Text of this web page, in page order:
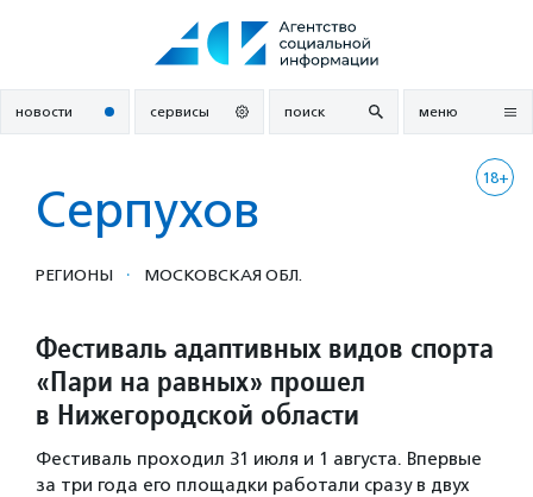
новости сервисы поиск меню
18+
Серпухов
РЕГИОНЫ · МОСКОВСКАЯ ОБЛ.
Фестиваль адаптивных видов спорта
«Пари на равных» прошел
в Нижегородской области
Фестиваль проходил 31 июля и 1 августа. Впервые
за три года его площадки работали сразу в двух